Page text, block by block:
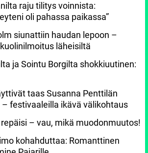
raju tilitys voinnista:
oli pahassa paikassa”
siunattiin haudan lepoon –
läheisiltä
ja Sointu Borgilta shokkiuutinen:
taas Susanna Penttilän
– festivaaleilla ikävä välikohtaus
– vau, mikä muodonmuutos!
kohahduttaa: Romanttinen